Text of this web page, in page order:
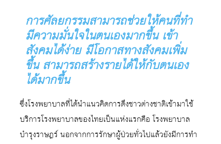
การศัลยกรรมสามารถช่วยให้คนที่ทำ
มีความมั่นใจในตนเองมากขึ้น เข้า
สังคมได้ง่าย มีโอกาสทางสังคมเพิ่ม
ขึ้น สามารถสร้างรายได้ให้กับตนเอง
ได้มากขึ้น
ซึ่งโรงพยาบาลที่ได้นำแนวคิดการดึงชาวต่างชาติเข้ามาใช้
บริการโรงพยาบาลของไทยเป็นแห่งแรกคือ โรงพยาบาล
บำรุงราษฎร์ นอกจากการรักษาผู้ป่วยทั่วไปแล้วยังมีการทำ